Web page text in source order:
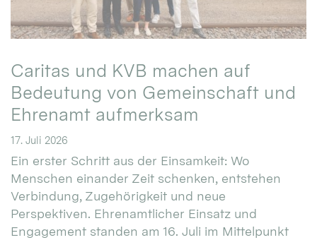
Caritas und KVB machen auf
Bedeutung von Gemeinschaft und
Ehrenamt aufmerksam
17. Juli 2026
Ein erster Schritt aus der Einsamkeit: Wo
Menschen einander Zeit schenken, entstehen
Verbindung, Zugehörigkeit und neue
Perspektiven. Ehrenamtlicher Einsatz und
Engagement standen am 16. Juli im Mittelpunkt